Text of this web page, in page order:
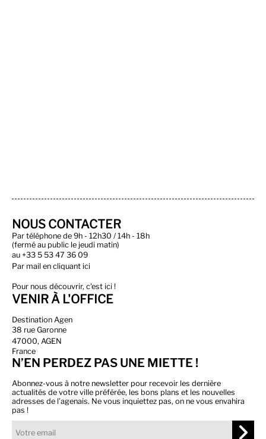
NOUS CONTACTER
Par téléphone de 9h - 12h30 / 14h - 18h
(fermé au public le jeudi matin)
au +33 5 53 47 36 09
Par mail en cliquant ici
Pour nous découvrir, c'est ici !
VENIR À L'OFFICE
Destination Agen
38 rue Garonne
47000, AGEN
France
N’EN PERDEZ PAS UNE MIETTE !
Abonnez-vous à notre newsletter pour recevoir les dernière
actualités de votre ville préférée, les bons plans et les nouvelles
adresses de l’agenais. Ne vous inquiettez pas, on ne vous envahira
pas !